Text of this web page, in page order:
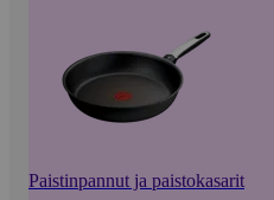
Paistinpannut ja paistokasarit